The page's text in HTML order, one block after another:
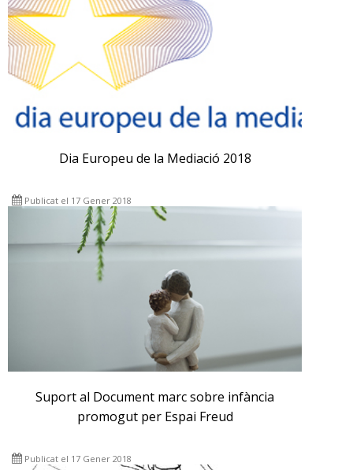
Dia Europeu de la Mediació 2018
Publicat el 17 Gener 2018
Suport al Document marc sobre infància
promogut per Espai Freud
Publicat el 17 Gener 2018